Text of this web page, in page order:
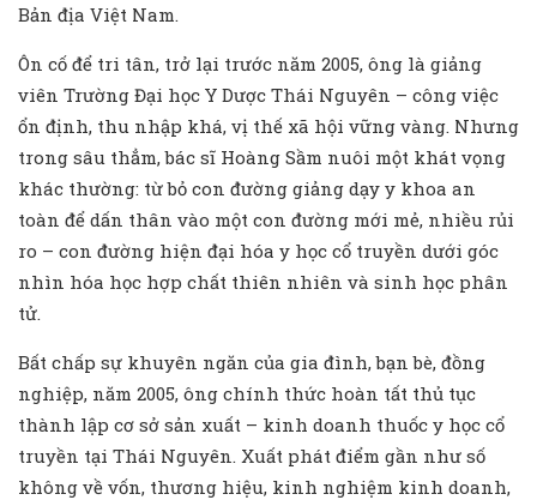
Bản địa Việt Nam.
Ôn cố để tri tân, trở lại trước năm 2005, ông là giảng
viên Trường Đại học Y Dược Thái Nguyên – công việc
ổn định, thu nhập khá, vị thế xã hội vững vàng. Nhưng
trong sâu thẳm, bác sĩ Hoàng Sầm nuôi một khát vọng
khác thường: từ bỏ con đường giảng dạy y khoa an
toàn để dấn thân vào một con đường mới mẻ, nhiều rủi
ro – con đường hiện đại hóa y học cổ truyền dưới góc
nhìn hóa học hợp chất thiên nhiên và sinh học phân
tử.
Bất chấp sự khuyên ngăn của gia đình, bạn bè, đồng
nghiệp, năm 2005, ông chính thức hoàn tất thủ tục
thành lập cơ sở sản xuất – kinh doanh thuốc y học cổ
truyền tại Thái Nguyên. Xuất phát điểm gần như số
không về vốn, thương hiệu, kinh nghiệm kinh doanh,